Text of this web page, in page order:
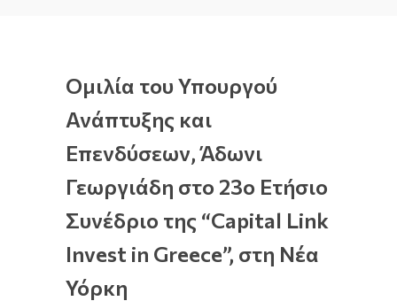
Ομιλία του Υπουργού
Ανάπτυξης και
Επενδύσεων, Άδωνι
Γεωργιάδη στο 23ο Ετήσιο
Συνέδριο της “Capital Link
Invest in Greece”, στη Νέα
Υόρκη